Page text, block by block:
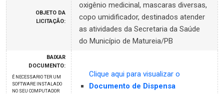
OBJETO DA
LICITAÇÃO:
oxigênio medicinal, mascaras diversas,
copo umidificador, destinados atender
as atividades da Secretaria da Saúde
do Município de Matureia/PB
BAIXAR
DOCUMENTO:
É NECESSARIO TER UM
SOFTWARE INSTALADO
NO SEU COMPUTADOR
Clique aqui para visualizar o
Documento de Dispensa